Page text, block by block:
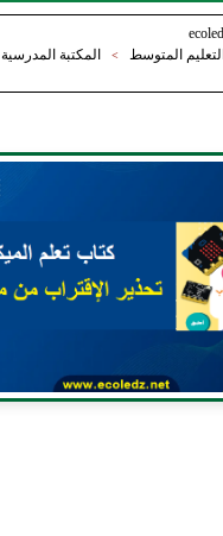
التعليم المتوسط > المكتبة المدرسية